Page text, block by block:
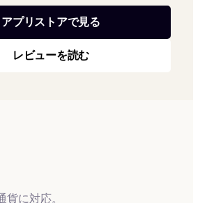
アプリストアで見る
レビューを読む
貨に対応。